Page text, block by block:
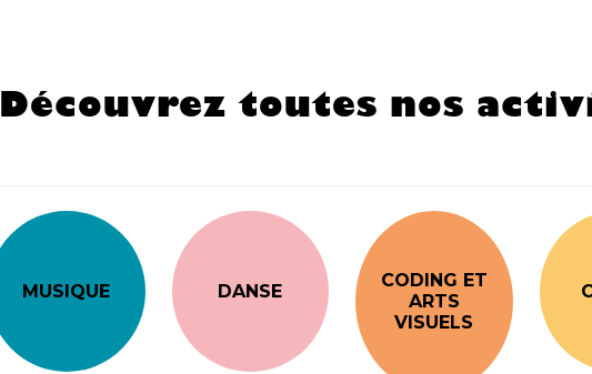
Découvrez toutes nos
MUSIQUE DANSE
CODING ET
ARTS
VISUELS